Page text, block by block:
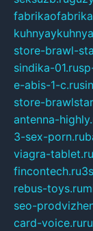
store-brawl-
sindika-01.ru
e-abis-1-c.ru
store-
antenna-
3-sex-porn.ru
viagra-tablet.ru
fincontech.ru
rebus-toys.ru
seo-
card-voice.ru